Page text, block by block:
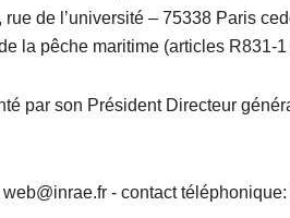
rue de l’université – 75338 Paris
la pêche maritime (articles R831-1
par son Président Directeur
- contact